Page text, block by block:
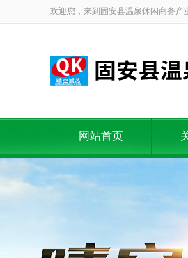
欢迎您，来到固安县温泉休闲商务产
网站首页